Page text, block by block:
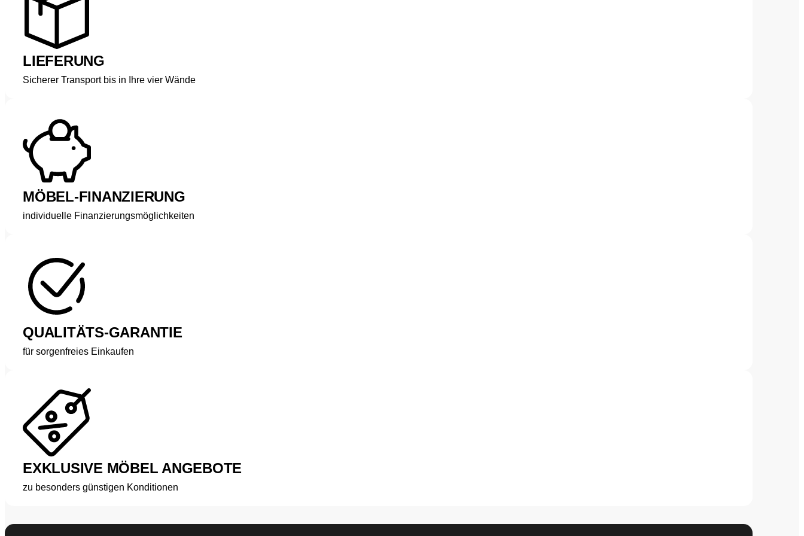
LIEFERUNG
Sicherer Transport bis in Ihre vier Wände
MÖBEL-FINANZIERUNG
individuelle Finanzierungsmöglichkeiten
QUALITÄTS-GARANTIE
für sorgenfreies Einkaufen
EXKLUSIVE MÖBEL ANGEBOTE
zu besonders günstigen Konditionen